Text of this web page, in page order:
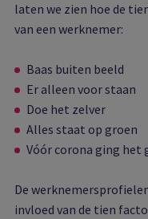
laten we zien hoe de
van een werknemer:
Baas buiten beeld
Er alleen voor staan
Doe het zelver
Alles staat op groen
Vóór corona ging het
De
invloed van de tien